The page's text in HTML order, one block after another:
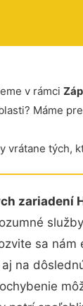
v rámci
Máme
vrátane tých,
zariadení
sa
na